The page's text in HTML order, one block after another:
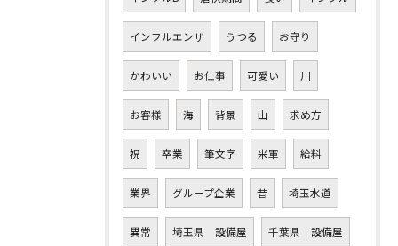
インフルエンザ うつる お守り
かわいい お仕事 可愛い 川
お客様 海 背景 山 求め方
祝 卒業 筆文字 米軍 給料
業界 グループ企業 昔 埼玉水道
異常 埼玉県 設備屋 千葉県 設備屋